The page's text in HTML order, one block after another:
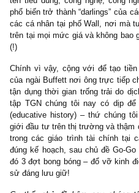
Sự sốt nóng tập trung vào
Việt Nam không khỏi làm
rầm rộ giai đoạn thập niên
phổ biến trở thành “darlings”
các cá nhân tại phố Wall, nơi
trên tại mọi mức giá và không
(!)
Chính vì vậy, cộng với để
của ngài Buffett nơi ông trực
tận dụng thời gian trống trải
tập TGN chúng tôi nay có